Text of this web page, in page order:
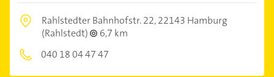
Rahlstedter Bahnhofstr. 22,22143 Hamburg
(Rahlstedt)
6,7 km
040 18 04 47 47